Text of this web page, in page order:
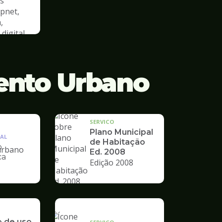
digital
Urbano
SERVICO
Plano Municipal
de Habitação
Ed. 2008
Edição 2008